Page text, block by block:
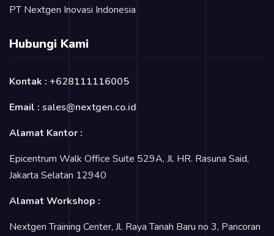
PT Nextgen Inovasi Indonesia
Hubungi Kami
Kontak : +628111116005
Email : sales@nextgen.co.id
Alamat Kantor :
Epicentrum Walk Office Suite 529A, Jl. HR. Rasuna Said,
Jakarta Selatan 12940
Alamat Workshop :
Nextgen Training Center, Jl. Raya Tanah Baru no 3, Pancoran